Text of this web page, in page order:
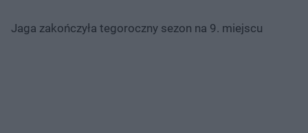
Jaga zakończyła tegoroczny sezon na 9. miejscu